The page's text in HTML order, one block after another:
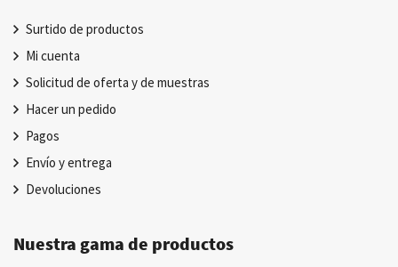
Surtido de productos
Mi cuenta
Solicitud de oferta y de muestras
Hacer un pedido
Pagos
Envío y entrega
Devoluciones
Nuestra gama de productos